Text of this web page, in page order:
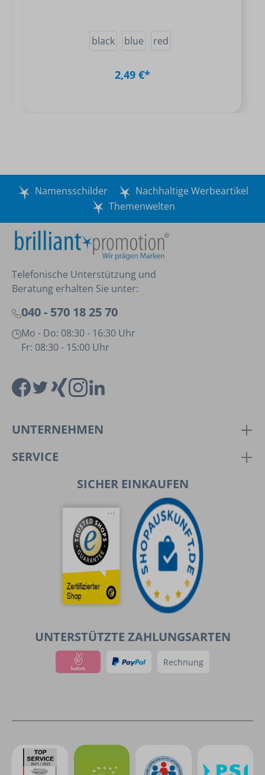
black blue red
2,49 €*
Namensschilder
Nachhaltige Werbeartikel
Themenwelten
Telefonische Unterstützung und
Beratung erhalten Sie unter:
040 - 570 18 25 70
Mo - Do: 08:30 - 16:30 Uhr
Fr: 08:30 - 15:00 Uhr
UNTERNEHMEN
SERVICE
SICHER EINKAUFEN
UNTERSTÜTZTE ZAHLUNGSARTEN
Rechnung